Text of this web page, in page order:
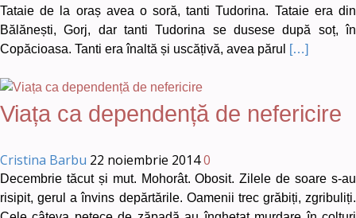
Tataie de la oraș avea o soră, tanti Tudorina. Tataie era din
Bălănești, Gorj, dar tanti Tudorina se dusese după soț, în
Copăcioasa. Tanti era înaltă și uscățivă, avea părul
[…]
Viața ca dependență de nefericire
Cristina Barbu 22 noiembrie 20140
Decembrie tăcut și mut. Mohorât. Obosit. Zilele de soare s-au
risipit, gerul a învins depărtările. Oamenii trec grăbiți, zgribuliți.